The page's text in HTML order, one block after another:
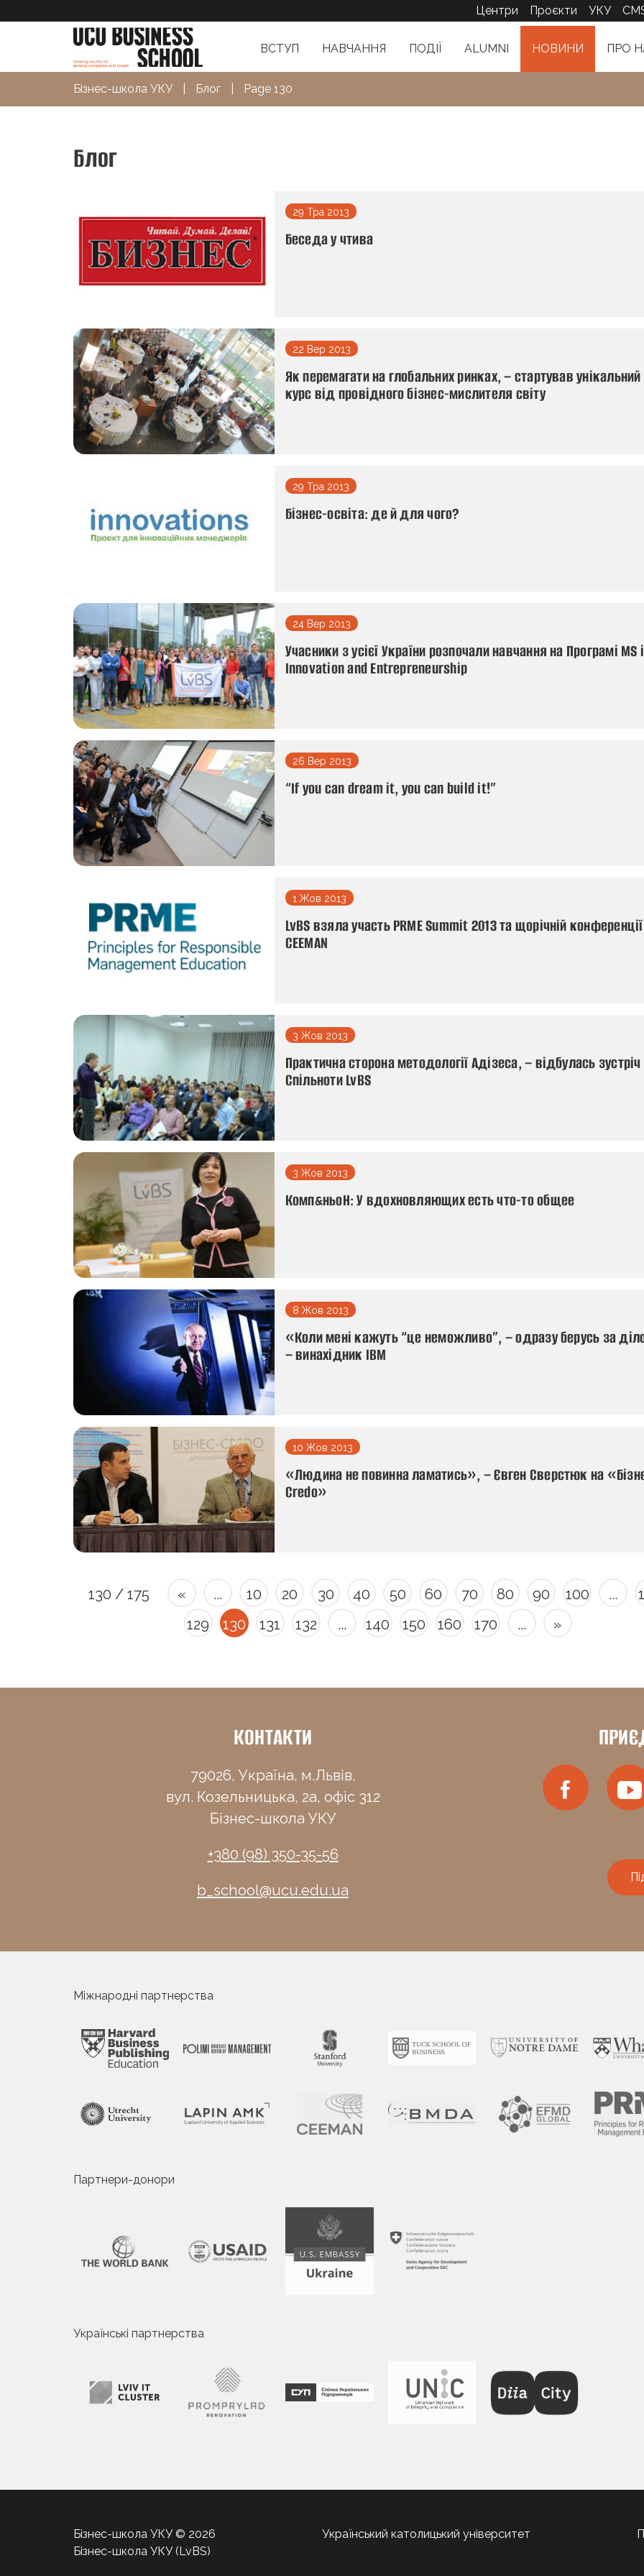
ВСТУП НАВЧАННЯ ПОДІЇ ALUMNI НОВИНИ ПРО
Центри Проєкти УКУ
Бізнес-школа УКУ Блог Page 130
Блог
29 Тра 2013
Беседа у чтива
22 Вер 2013
Як перемагати на глобальних ринках, – стартував унікальний
курс від провідного бізнес-мислителя світу
29 Тра 2013
Бізнес-освіта: де й для чого?
24 Вер 2013
Учасники з усієї України розпочали навчання на Програмі MS
Innovation and Entrepreneurship
26 Вер 2013
“If you can dream it, you can build it!”
1 Жов 2013
LvBS взяла участь PRME Summit 2013 та щорічній конференції
CEEMAN
3 Жов 2013
Практична сторона методології Адізеса, – відбулась зустріч
Спільноти LvBS
3 Жов 2013
Комп&ньоН: У вдохновляющих есть что-то общее
8 Жов 2013
«Коли мені кажуть “це неможливо”, – одразу берусь за
– винахідник ІВМ
10 Жов 2013
«Людина не повинна ламатись», – Євген Сверстюк на
Credo»
130 / 175 « ... 10 20 30 40 50 60 70 80 90 100 ...
129
130 131 132 ... 140 150 160 170 ... »
КОНТАКТИ
79026, Україна, м.Львів,
вул. Козельницька, 2а, офіс 312
Бізнес-школа УКУ
+380 (98) 350-35-56
b_school@ucu.edu.ua
Міжнародні партнерства
Партнери-донори
Українські партнерства
Бізнес-школа УКУ © 2026
Бізнес-школа УКУ (LvBS)
Український католицький університет